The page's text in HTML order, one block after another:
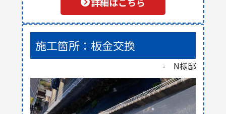
施工箇所：板金交換
- N様邸